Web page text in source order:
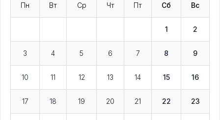
Пн Вт Ср Чт Пт Сб Вс
1 2
3 4 5 6 7 8 9
10 11 12 13 14 15 16
17 18 19 20 21 22 23